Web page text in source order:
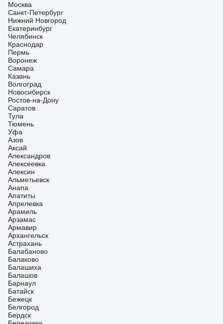
Москва
Санкт-Петербург
Нижний Новгород
Екатеринбург
Челябинск
Краснодар
Пермь
Воронеж
Самара
Казань
Волгоград
Новосибирск
Ростов-на-Дону
Саратов
Тула
Тюмень
Уфа
Азов
Аксай
Александров
Алексеевка
Алексин
Альметьевск
Анапа
Апатиты
Апрелевка
Арамиль
Арзамас
Армавир
Архангельск
Астрахань
Балабаново
Балаково
Балашиха
Балашов
Барнаул
Батайск
Бежецк
Белгород
Бердск